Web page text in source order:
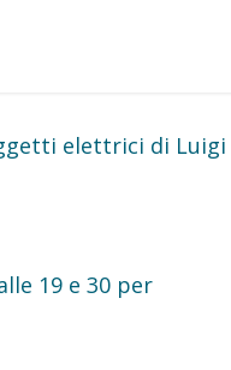
elettrici di Luigi
19 e 30 per